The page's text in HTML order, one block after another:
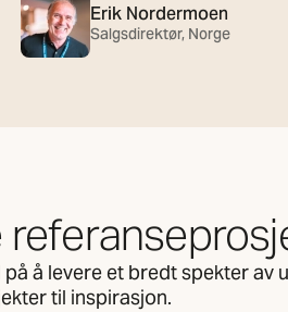
Erik Nordermoen
Salgsdirektør, Norge
å levere et bredt spekter av
til inspirasjon.